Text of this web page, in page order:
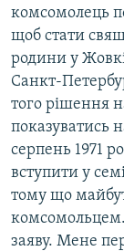
комсомолець
щоб стати
родини у
Санкт-
того рішення
показуватись
серпень 1971
вступити у
тому що
комсомольцем.
заяву. Мене